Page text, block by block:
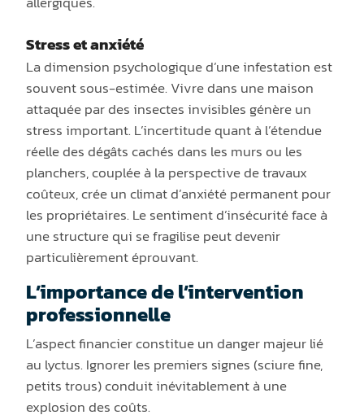
Stress et anxiété
La dimension psychologique d’une infestation est
souvent sous-estimée. Vivre dans une maison
attaquée par des insectes invisibles génère un
stress important. L’incertitude quant à l’étendue
réelle des dégâts cachés dans les murs ou les
planchers, couplée à la perspective de travaux
coûteux, crée un climat d’anxiété permanent pour
les propriétaires. Le sentiment d’insécurité face à
une structure qui se fragilise peut devenir
particulièrement éprouvant.
L’importance de l’intervention
professionnelle
L’aspect financier constitue un danger majeur lié
au lyctus. Ignorer les premiers signes (sciure fine,
petits trous) conduit inévitablement à une
explosion des coûts.